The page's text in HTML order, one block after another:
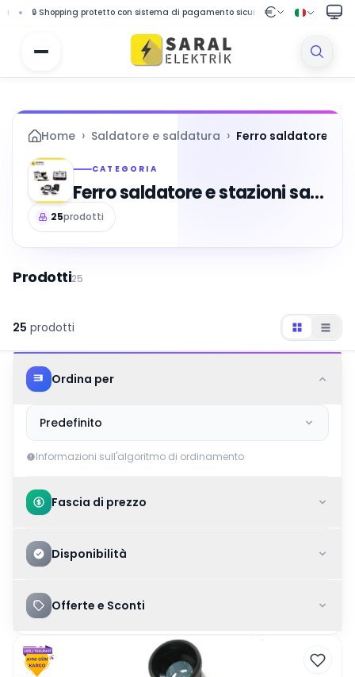
con sistema di pagamento sicuro 🚚 Spedizione gratuita per ordini
Home › Saldatore e saldatura › Ferro saldatore e
CATEGORIA
Ferro saldatore e stazioni saldanti
25prodotti
Prodotti25
25 prodotti
Ordina per
Predefinito
Informazioni sull'algoritmo di ordinamento
Fascia di prezzo
Disponibilità
Offerte e Sconti